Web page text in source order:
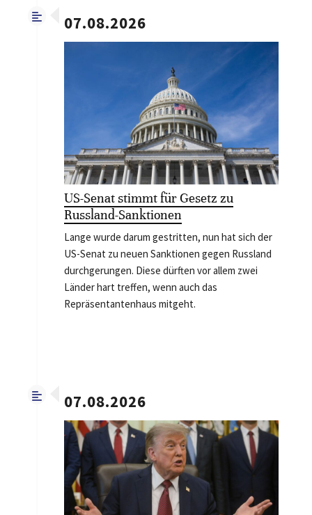
07.08.2026
US-Senat stimmt für Gesetz zu
Russland-Sanktionen
Lange wurde darum gestritten, nun hat sich der
US-Senat zu neuen Sanktionen gegen Russland
durchgerungen. Diese dürften vor allem zwei
Länder hart treffen, wenn auch das
Repräsentantenhaus mitgeht.
07.08.2026